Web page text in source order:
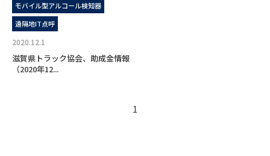
モバイル型アルコール検知器
遠隔地IT点呼
2020.12.1
滋賀県トラック協会、助成金情報
（2020年12...
1